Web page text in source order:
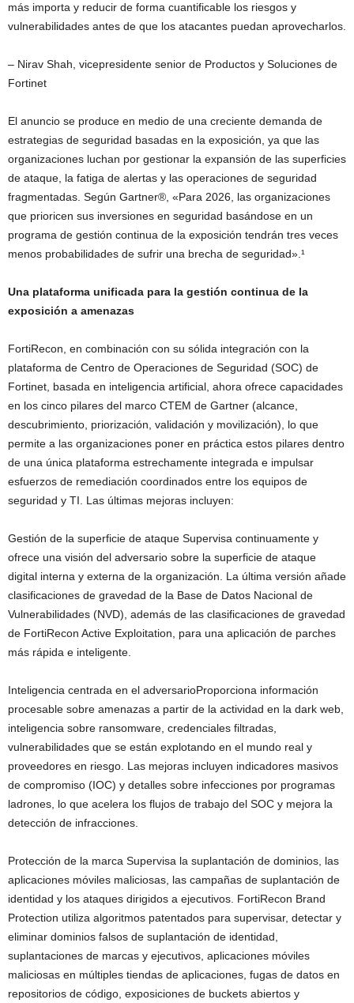
más importa y reducir de forma cuantificable los riesgos y
vulnerabilidades antes de que los atacantes puedan aprovecharlos.
– Nirav Shah, vicepresidente senior de Productos y Soluciones de
Fortinet
El anuncio se produce en medio de una creciente demanda de
estrategias de seguridad basadas en la exposición, ya que las
organizaciones luchan por gestionar la expansión de las superficies
de ataque, la fatiga de alertas y las operaciones de seguridad
fragmentadas. Según Gartner®, «Para 2026, las organizaciones
que prioricen sus inversiones en seguridad basándose en un
programa de gestión continua de la exposición tendrán tres veces
menos probabilidades de sufrir una brecha de seguridad».¹
Una plataforma unificada para la gestión continua de la
exposición a amenazas
FortiRecon, en combinación con su sólida integración con la
plataforma de Centro de Operaciones de Seguridad (SOC) de
Fortinet, basada en inteligencia artificial, ahora ofrece capacidades
en los cinco pilares del marco CTEM de Gartner (alcance,
descubrimiento, priorización, validación y movilización), lo que
permite a las organizaciones poner en práctica estos pilares dentro
de una única plataforma estrechamente integrada e impulsar
esfuerzos de remediación coordinados entre los equipos de
seguridad y TI. Las últimas mejoras incluyen:
Gestión de la superficie de ataque Supervisa continuamente y
ofrece una visión del adversario sobre la superficie de ataque
digital interna y externa de la organización. La última versión añade
clasificaciones de gravedad de la Base de Datos Nacional de
Vulnerabilidades (NVD), además de las clasificaciones de gravedad
de FortiRecon Active Exploitation, para una aplicación de parches
más rápida e inteligente.
Inteligencia centrada en el adversarioProporciona información
procesable sobre amenazas a partir de la actividad en la dark web,
inteligencia sobre ransomware, credenciales filtradas,
vulnerabilidades que se están explotando en el mundo real y
proveedores en riesgo. Las mejoras incluyen indicadores masivos
de compromiso (IOC) y detalles sobre infecciones por programas
ladrones, lo que acelera los flujos de trabajo del SOC y mejora la
detección de infracciones.
Protección de la marca Supervisa la suplantación de dominios, las
aplicaciones móviles maliciosas, las campañas de suplantación de
identidad y los ataques dirigidos a ejecutivos. FortiRecon Brand
Protection utiliza algoritmos patentados para supervisar, detectar y
eliminar dominios falsos de suplantación de identidad,
suplantaciones de marcas y ejecutivos, aplicaciones móviles
maliciosas en múltiples tiendas de aplicaciones, fugas de datos en
repositorios de código, exposiciones de buckets abiertos y